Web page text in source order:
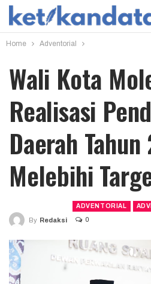
Home Adventorial
Wali Kota
Realisasi
Daerah Tahun
Melebihi
ADVENTORIAL
By Redaksi 0